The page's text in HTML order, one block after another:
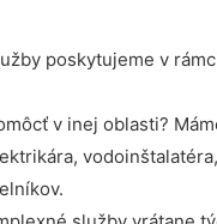
poskytujeme v
v inej oblasti?